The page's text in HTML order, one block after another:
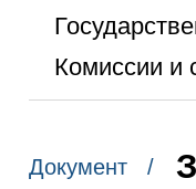
Комиссии и
Документ /